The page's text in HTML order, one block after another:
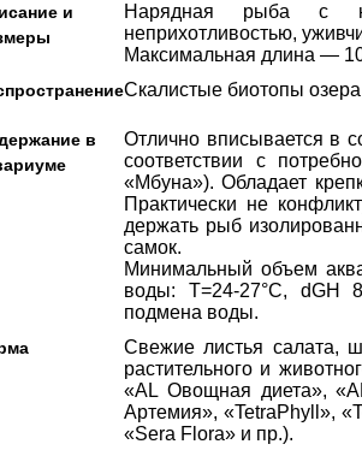
и
Нарядная рыба с
неприхотливостью,
Максимальная длина —
Скалистые биотопы
в
Отлично вписывается в
соответствии с
«Мбуна»). Обладает
Практически не
держать рыб
самок.
Минимальный объем
воды: Т=24-27°С, dGH
подмена воды.
Свежие листья салата,
растительного и
«AL Овощная диета»,
Артемия», «TetraPhyll»,
«Sera Flora» и пр.).